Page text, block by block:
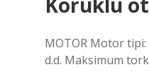
MOTOR Motor tipi:
d.d. Maksimum